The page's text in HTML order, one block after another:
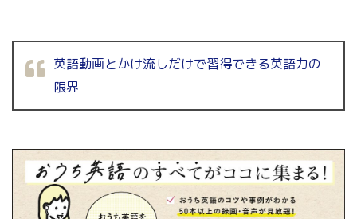
英語動画とかけ流しだけで習得できる英語力の
限界